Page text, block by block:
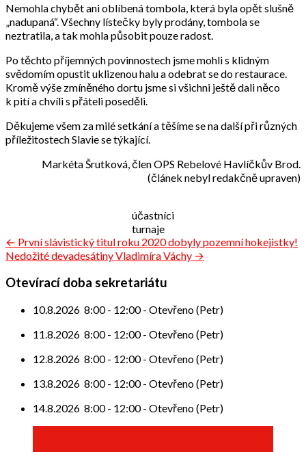
Nemohla chybět ani oblíbená tombola, která byla opět slušně
„nadupaná“. Všechny lístečky byly prodány, tombola se
neztratila, a tak mohla působit pouze radost.
Po těchto příjemných povinnostech jsme mohli s klidným
svědomím opustit uklizenou halu a odebrat se do restaurace.
Kromě výše zmíněného dortu jsme si všichni ještě dali něco
k pití a chvíli s přáteli poseděli.
Děkujeme všem za milé setkání a těšíme se na další při různých
příležitostech Slavie se týkající.
Markéta Šrutková, člen OPS Rebelové Havlíčkův Brod.
(článek nebyl redakčně upraven)
účastníci
turnaje
Navigace
pro
příspěvek
← První slávistický titul roku 2020 dobyly pozemní hokejistky!
Nedožité devadesátiny Vladimíra Váchy →
Otevírací doba sekretariátu
10.8.2026 8:00- 12:00- Otevřeno (Petr)
11.8.2026 8:00- 12:00- Otevřeno (Petr)
12.8.2026 8:00- 12:00- Otevřeno (Petr)
13.8.2026 8:00- 12:00- Otevřeno (Petr)
14.8.2026 8:00- 12:00- Otevřeno (Petr)